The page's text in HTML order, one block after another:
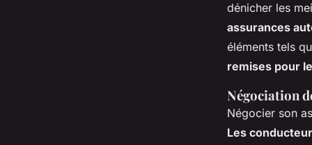
dénicher les
assurances
éléments tels
remises pour
Négociation
Négocier son
Les